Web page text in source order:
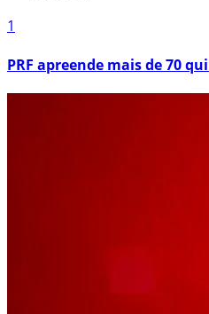
1
PRF apreende mais de 70